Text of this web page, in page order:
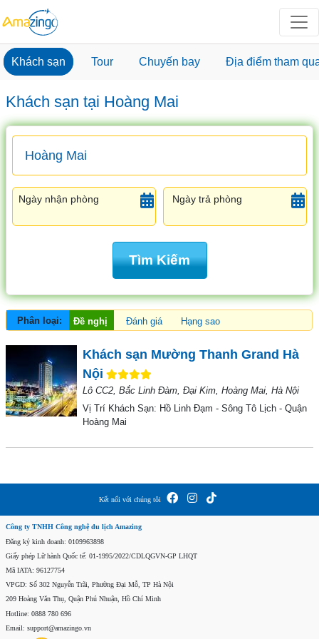
Khách sạn Tour Chuyến bay Địa điểm tham
Khách sạn tại Hoàng Mai
Ngày nhận phòng Ngày trả phòng
Tìm Kiếm
Phân loại: Đề nghị Đánh giá Hạng sao
Khách sạn Mường Thanh Grand Hà
Nội
Lô CC2, Bắc Linh Đàm, Đại Kim, Hoàng Mai, Hà Nội
Vị Trí Khách Sạn: Hồ Linh Đạm - Sông Tô Lịch - Quận
Hoàng Mai
Kết nối với chúng tôi
Công ty TNHH Công nghệ du lịch Amazing
Đăng ký kinh doanh: 0109963898
Giấy phép Lữ hành Quốc tế: 01-1995/2022/CDLQGVN-GP LHQT
Mã IATA: 96127754
VPGD: Số 302 Nguyễn Trãi, Phường Đại Mỗ, TP Hà Nội
209 Hoàng Văn Thụ, Quận Phú Nhuận, Hồ Chí Minh
Hotline: 0888 780 696
Email: support@amazingo.vn